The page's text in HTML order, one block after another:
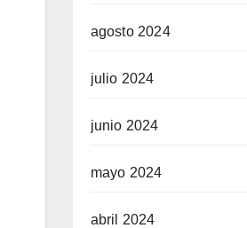
agosto 2024
julio 2024
junio 2024
mayo 2024
abril 2024